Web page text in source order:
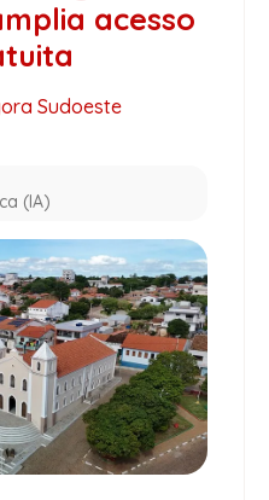
acesso
Sudoeste
(IA)